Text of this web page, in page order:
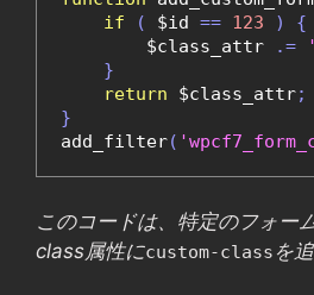
if
( $id == 123 )
{
        $class_attr
.=
}
return $class_attr;
}
add_filter(
このコードは、特定のフォー
class属性にcustom-class を